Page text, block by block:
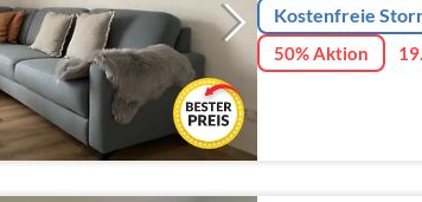
Kostenfreie
50% Aktion